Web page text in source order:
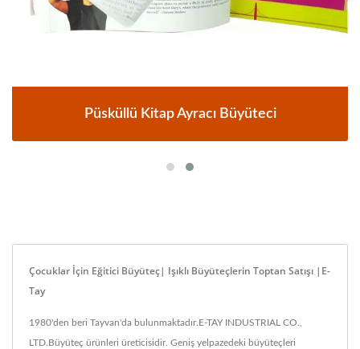
Püsküllü Kitap Ayracı Büyüteci
Çocuklar İçin Eğitici Büyüteç| Işıklı Büyüteçlerin Toptan Satışı |E-
Tay
1980'den beri Tayvan'da bulunmaktadır.E-TAY INDUSTRIAL CO.,
LTD.Büyüteç ürünleri üreticisidir. Geniş yelpazedeki büyüteçleri